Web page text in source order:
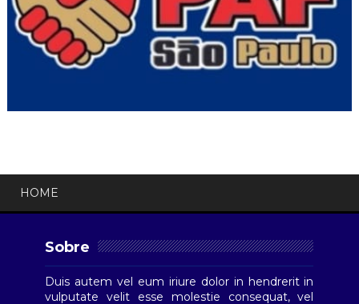
HOME
Sobre
Duis autem vel eum iriure dolor in hendrerit in
vulputate velit esse molestie consequat, vel